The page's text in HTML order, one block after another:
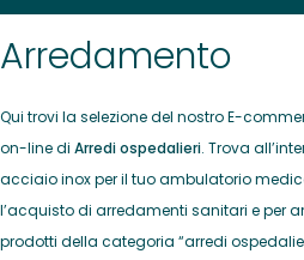
Arredamento
Qui trovi la selezione del nostro E-
on-line di Arredi ospedalieri. Trova
acciaio inox per il tuo ambulatorio
l’acquisto di arredamenti sanitari e per
prodotti della categoria “arredi